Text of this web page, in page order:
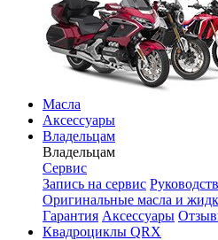
Масла
Аксессуары
Владельцам
Владельцам
Сервис
Запись на сервис
Оригинальные масла и
Гарантия Аксессуары
Квадроциклы QRX